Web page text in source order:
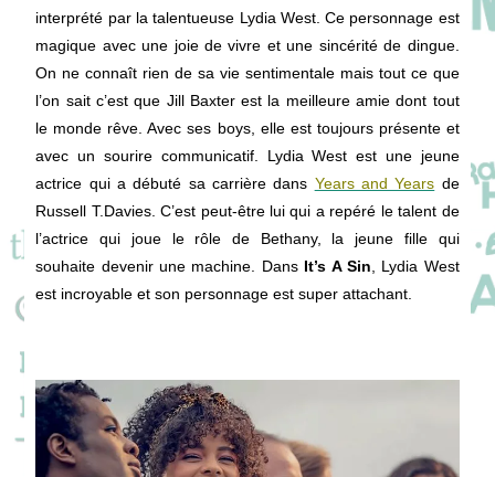
interprété par la talentueuse Lydia West. Ce personnage est
magique avec une joie de vivre et une sincérité de dingue.
On ne connaît rien de sa vie sentimentale mais tout ce que
l’on sait c’est que Jill Baxter est la meilleure amie dont tout
le monde rêve. Avec ses boys, elle est toujours présente et
avec un sourire communicatif. Lydia West est une jeune
actrice qui a débuté sa carrière dans Years and Years de
Russell T.Davies. C’est peut-être lui qui a repéré le talent de
l’actrice qui joue le rôle de Bethany, la jeune fille qui
souhaite devenir une machine. Dans It’s A Sin , Lydia West
est incroyable et son personnage est super attachant.